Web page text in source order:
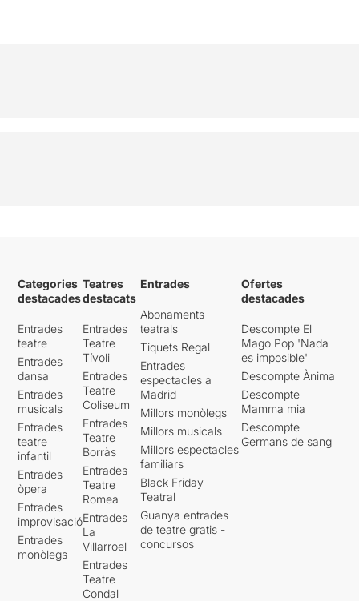
Categories
destacades
Entrades
teatre
Entrades
dansa
Entrades
musicals
Entrades
teatre
infantil
Entrades
òpera
Entrades
improvisació
Entrades
monòlegs
Teatres
destacats
Entrades
Teatre
Tívoli
Entrades
Teatre
Coliseum
Entrades
Teatre
Borràs
Entrades
Teatre
Romea
Entrades
La
Villarroel
Entrades
Teatre
Condal
Entrades
Abonaments
teatrals
Tiquets Regal
Entrades
espectacles a
Madrid
Millors monòlegs
Millors musicals
Millors espectacles
familiars
Black Friday
Teatral
Guanya entrades
de teatre gratis -
concursos
Ofertes
destacades
Descompte El
Mago Pop 'Nada
es imposible'
Descompte Ànima
Descompte
Mamma mia
Descompte
Germans de sang